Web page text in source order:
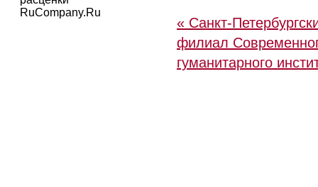
RuCompany.Ru
« Санкт-
филиал
гуманитарного